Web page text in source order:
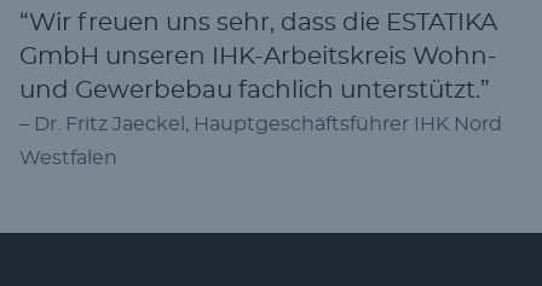
“Wir freu­en uns sehr, dass die ESTATIKA
GmbH unse­ren IHK-Arbeits­kreis Wohn-
und Gewer­be­bau fach­lich unterstützt.”
– Dr. Fritz Jae­ckel, Haupt­ge­schäfts­füh­rer IHK Nord
Westfalen